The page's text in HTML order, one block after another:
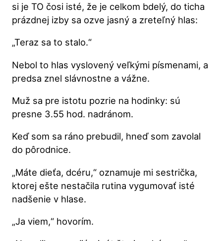
si je TO čosi isté, že je celkom bdelý, do ticha
prázdnej izby sa ozve jasný a zreteľný hlas:
„Teraz sa to stalo.“
Nebol to hlas vyslovený veľkými písmenami, a
predsa znel slávnostne a vážne.
Muž sa pre istotu pozrie na hodinky: sú
presne 3.55 hod. nadránom.
Keď som sa ráno prebudil, hneď som zavolal
do pôrodnice.
„Máte dieťa, dcéru,“ oznamuje mi sestrička,
ktorej ešte nestačila rutina vygumovať isté
nadšenie v hlase.
„Ja viem,“ hovorím.